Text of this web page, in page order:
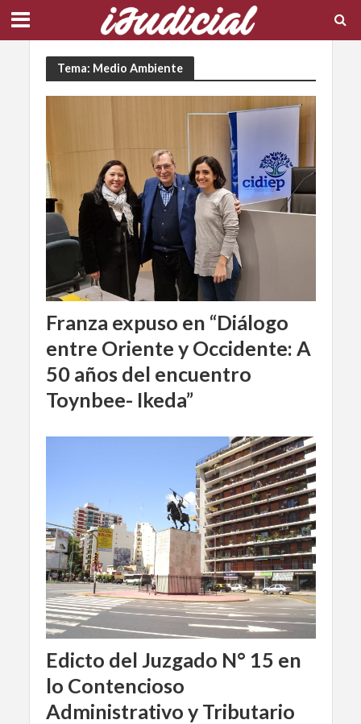
Tema: Medio Ambiente
Franza expuso en “Diálogo
entre Oriente y Occidente: A
50 años del encuentro
Toynbee- Ikeda”
Edicto del Juzgado N° 15 en
lo Contencioso
Administrativo y Tributario